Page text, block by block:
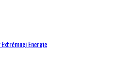
Energie